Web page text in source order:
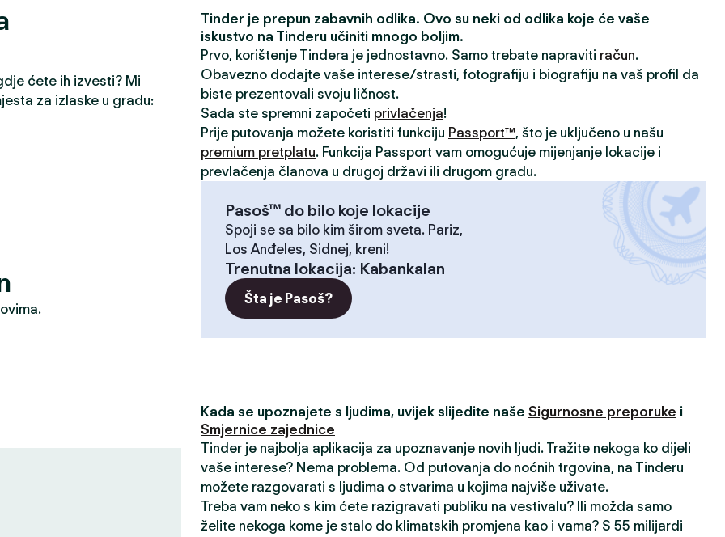
ćete ih izvesti? Mi
za izlaske u gradu:
Tinder je prepun zabavnih odlika. Ovo su neki od odlika koje će vaše
iskustvo na Tinderu učiniti mnogo boljim.
Prvo, korištenje Tindera je jednostavno. Samo trebate napraviti račun.
Obavezno dodajte vaše interese/strasti, fotografiju i biografiju na vaš profil da
biste prezentovali svoju ličnost.
Sada ste spremni započeti privlačenja!
Prije putovanja možete koristiti funkciju Passport™, što je uključeno u našu
premium pretplatu. Funkcija Passport vam omogućuje mijenjanje lokacije i
prevlačenja članova u drugoj državi ili drugom gradu.
Pasoš™ do bilo koje lokacije
Spoji se sa bilo kim širom sveta. Pariz,
Los Anđeles, Sidnej, kreni!
Trenutna lokacija: Kabankalan
Šta je Pasoš?
Kada se upoznajete s ljudima, uvijek slijedite naše Sigurnosne preporuke i
Smjernice zajednice
Tinder je najbolja aplikacija za upoznavanje novih ljudi. Tražite nekoga ko dijeli
vaše interese? Nema problema. Od putovanja do noćnih trgovina, na Tinderu
možete razgovarati s ljudima o stvarima u kojima najviše uživate.
Treba vam neko s kim ćete razigravati publiku na vestivalu? Ili možda samo
želite nekoga kome je stalo do klimatskih promjena kao i vama? S 55 milijardi